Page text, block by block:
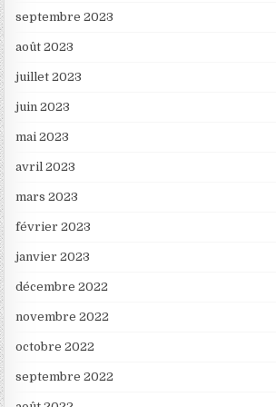
septembre 2023
août 2023
juillet 2023
juin 2023
mai 2023
avril 2023
mars 2023
février 2023
janvier 2023
décembre 2022
novembre 2022
octobre 2022
septembre 2022